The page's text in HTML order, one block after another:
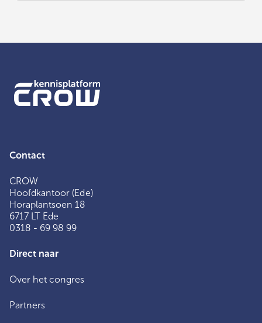
Contact
CROW
Hoofdkantoor (Ede)
Horaplantsoen 18
6717 LT Ede
0318 - 69 98 99
Direct naar
Over het congres
Partners